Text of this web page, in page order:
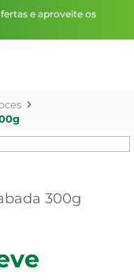
e aproveite os
300g